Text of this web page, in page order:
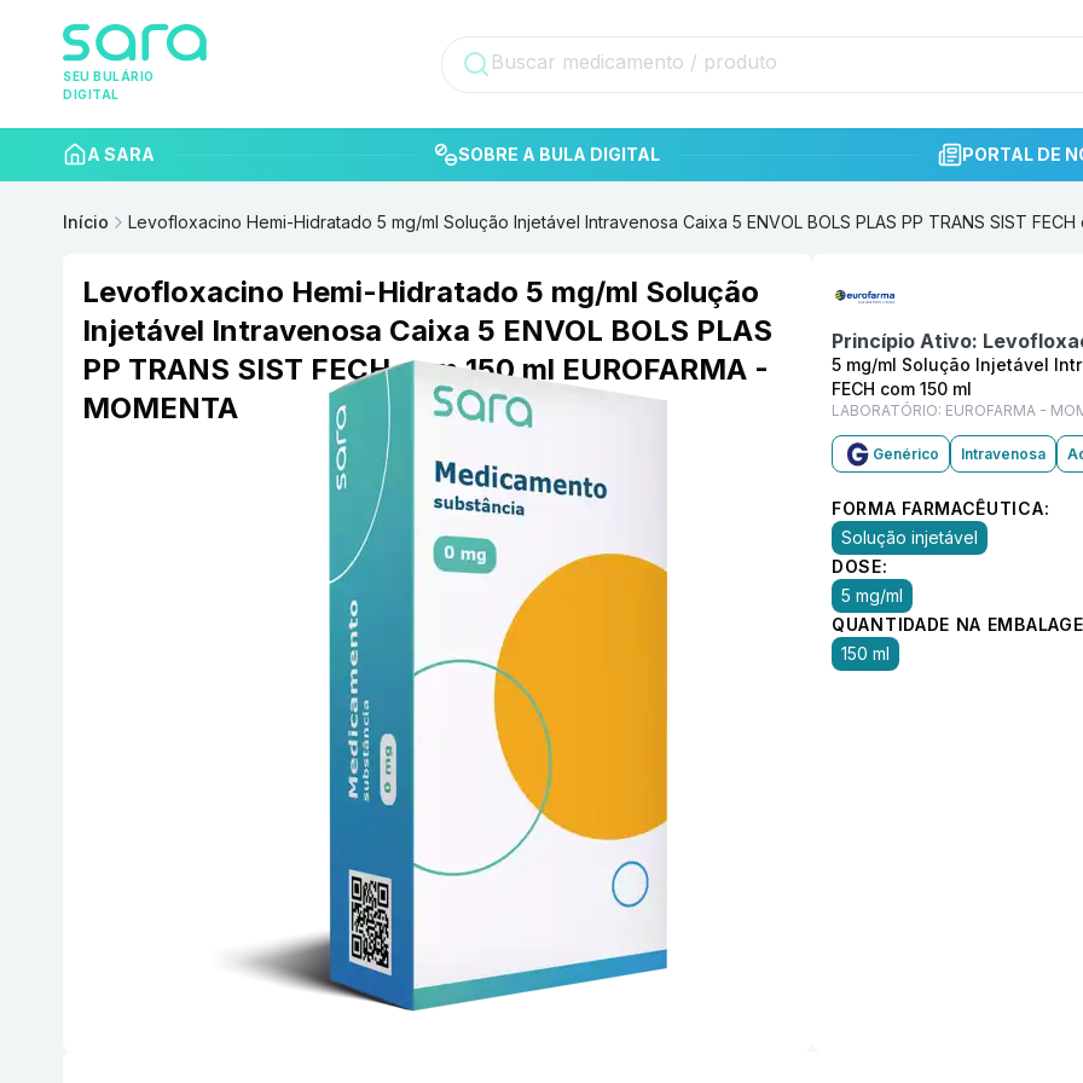
SEU BULÁRIO
DIGITAL
A SARA SOBRE A BULA DIGITAL PORTAL DE
Início Levofloxacino Hemi-Hidratado 5 mg/ml Solução Injetável Intravenosa Caixa 5 ENVOL BOLS PLAS PP TRANS SIST FECH
Levofloxacino Hemi-Hidratado 5 mg/ml Solução
Injetável Intravenosa Caixa 5 ENVOL BOLS PLAS
PP TRANS SIST FECH com 150 ml EUROFARMA -
MOMENTA
Princípio Ativo:
5 mg/ml Solução Injetável
FECH com 150 ml
LABORATÓRIO: EUROFARMA -
Genérico Intravenosa
FORMA FARMACÊUTICA:
Solução injetável
DOSE:
5 mg/ml
QUANTIDADE NA
150 ml